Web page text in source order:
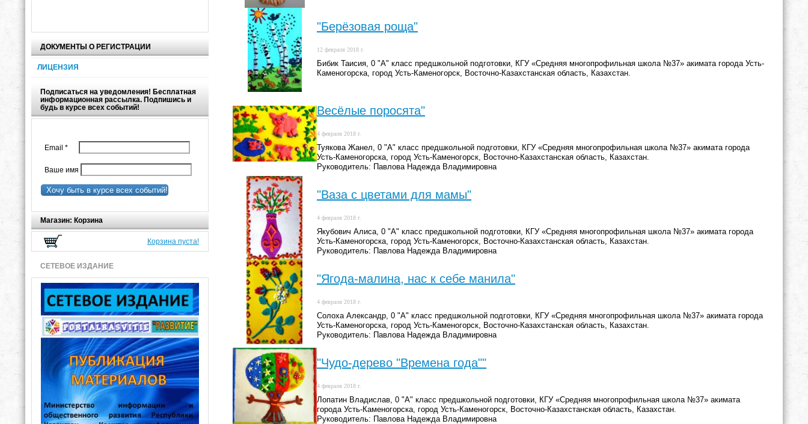
ДОКУМЕНТЫ О РЕГИСТРАЦИИ
ЛИЦЕНЗИЯ
Подписаться на уведомления! Бесплатная
информационная рассылка. Подпишись и
будь в курсе всех событий!
Email *
Ваше имя
Хочу быть в курсе всех событий!
Магазин: Корзина
Корзина пуста!
СЕТЕВОЕ ИЗДАНИЕ
"Берёзовая роща"
12 февраля 2018 г.
Бибик Таисия, 0 "А" класс предшкольной подготовки, КГУ «Средняя многопрофильная школа №37» акимата города Усть-
Каменогорска, город Усть-Каменогорск, Восточно-Казахстанская область, Казахстан.
Весёлые поросята"
4 февраля 2018 г.
Туякова Жанел, 0 "А" класс предшкольной подготовки, КГУ «Средняя многопрофильная школа №37» акимата города
Усть-Каменогорска, город Усть-Каменогорск, Восточно-Казахстанская область, Казахстан.
Руководитель: Павлова Надежда Владимировна
"Ваза с цветами для мамы"
4 февраля 2018 г.
Якубович Алиса, 0 "А" класс предшкольной подготовки, КГУ «Средняя многопрофильная школа №37» акимата города
Усть-Каменогорска, город Усть-Каменогорск, Восточно-Казахстанская область, Казахстан.
Руководитель: Павлова Надежда Владимировна
"Ягода-малина, нас к себе манила"
4 февраля 2018 г.
Солоха Александр, 0 "А" класс предшкольной подготовки, КГУ «Средняя многопрофильная школа №37» акимата города
Усть-Каменогорска, город Усть-Каменогорск, Восточно-Казахстанская область, Казахстан.
Руководитель: Павлова Надежда Владимировна
"Чудо-дерево "Времена года""
4 февраля 2018 г.
Лопатин Владислав, 0 "А" класс предшкольной подготовки, КГУ «Средняя многопрофильная школа №37» акимата
города Усть-Каменогорска, город Усть-Каменогорск, Восточно-Казахстанская область, Казахстан.
Руководитель: Павлова Надежда Владимировна